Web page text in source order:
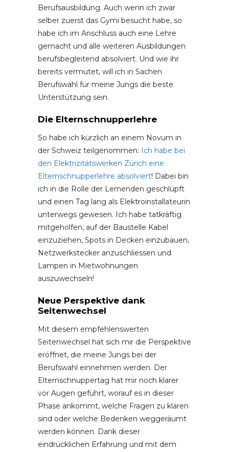
Berufsausbildung. Auch wenn ich zwar
selber zuerst das Gymi besucht habe, so
habe ich im Anschluss auch eine Lehre
gemacht und alle weiteren Ausbildungen
berufsbegleitend absolviert. Und wie ihr
bereits vermutet, will ich in Sachen
Berufswahl für meine Jungs die beste
Unterstützung sein.
Die Elternschnupperlehre
So habe ich kürzlich an einem Novum in
der Schweiz teilgenommen: Ich habe bei
den Elektrizitätswerken Zürich eine
Elternschnupperlehre absolviert! Dabei bin
ich in die Rolle der Lernenden geschlüpft
und einen Tag lang als Elektroinstallateurin
unterwegs gewesen. Ich habe tatkräftig
mitgeholfen, auf der Baustelle Kabel
einzuziehen, Spots in Decken einzubauen,
Netzwerkstecker anzuschliessen und
Lampen in Mietwohnungen
auszuwechseln!
Neue Perspektive dank
Seitenwechsel
Mit diesem empfehlenswerten
Seitenwechsel hat sich mir die Perspektive
eröffnet, die meine Jungs bei der
Berufswahl einnehmen werden. Der
Elternschnuppertag hat mir noch klarer
vor Augen geführt, worauf es in dieser
Phase ankommt, welche Fragen zu klären
sind oder welche Bedenken weggeräumt
werden können. Dank dieser
eindrücklichen Erfahrung und mit dem